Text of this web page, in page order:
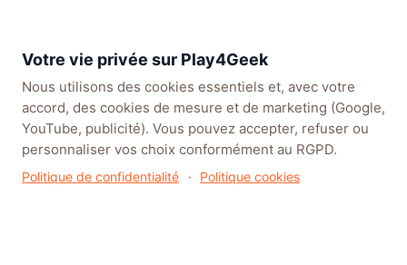
Votre vie privée sur Play4Geek
Nous utilisons des cookies essentiels et, avec votre
accord, des cookies de mesure et de marketing (Google,
YouTube, publicité). Vous pouvez accepter, refuser ou
personnaliser vos choix conformément au RGPD.
Politique de confidentialité · Politique cookies